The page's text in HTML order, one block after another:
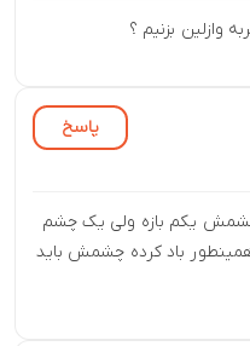
وازلین بزنیم ؟
پاسخ
10 روزشه یک چشمش یکم بازه ولی یک چشم
باد کرده چشمش باید